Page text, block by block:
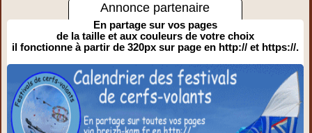
Annonce partenaire
En partage sur vos pages
de la taille et aux couleurs de votre choix
il fonctionne à partir de 320px sur page en http:// et https://.